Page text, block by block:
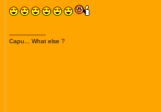
--------------------
Capu... What else ?